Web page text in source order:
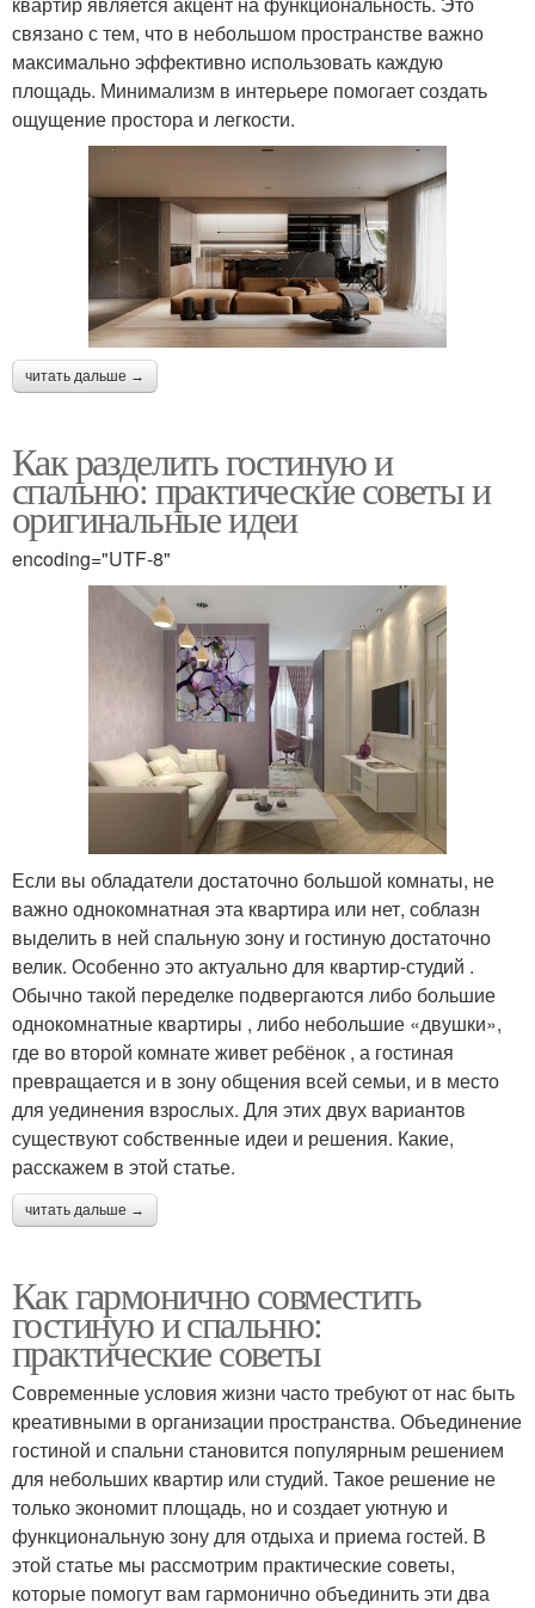
связано с тем, что в небольшом пространстве важно
максимально эффективно использовать каждую
площадь. Минимализм в интерьере помогает создать
ощущение простора и легкости.
читать дальше →
Как разделить гостиную и
спальню: практические советы и
оригинальные идеи
encoding="UTF-8"
Если вы обладатели достаточно большой комнаты, не
важно однокомнатная эта квартира или нет, соблазн
выделить в ней спальную зону и гостиную достаточно
велик. Особенно это актуально для квартир-студий .
Обычно такой переделке подвергаются либо большие
однокомнатные квартиры , либо небольшие «двушки»,
где во второй комнате живет ребёнок , а гостиная
превращается и в зону общения всей семьи, и в место
для уединения взрослых. Для этих двух вариантов
существуют собственные идеи и решения. Какие,
расскажем в этой статье.
читать дальше →
Как гармонично совместить
гостиную и спальню:
практические советы
Современные условия жизни часто требуют от нас быть
креативными в организации пространства. Объединение
гостиной и спальни становится популярным решением
для небольших квартир или студий. Такое решение не
только экономит площадь, но и создает уютную и
функциональную зону для отдыха и приема гостей. В
этой статье мы рассмотрим практические советы,
которые помогут вам гармонично объединить эти два